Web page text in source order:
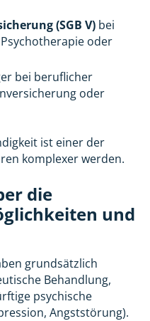
(SGB V) bei
oder
bei beruflicher
oder
ist einer der
komplexer werden.
die
und
grundsätzlich
Behandlung,
psychische
Angststörung).